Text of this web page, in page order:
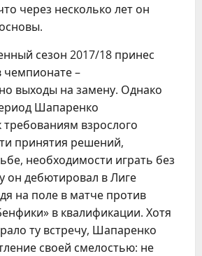
через несколько лет он
сезон 2017/18 принес
–
выходы на замену. Однако
Шапаренко
требованиям взрослого
принятия решений,
необходимости играть без
он дебютировал в Лиге
на поле в матче против
в квалификации. Хотя
ту встречу, Шапаренко
своей смелостью: не